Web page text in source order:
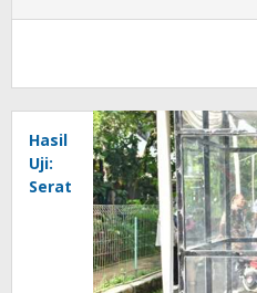
Hasil
Uji:
Serat
Chrysotile